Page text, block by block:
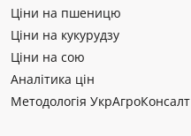
Ціни на пшеницю
Ціни на кукурудзу
Ціни на сою
Аналітика цін
Методологія УкрАгроКонсалт